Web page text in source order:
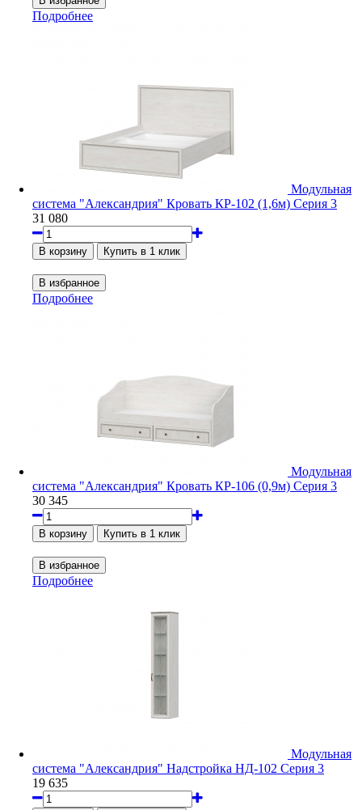
Подробнее
Модульная
система "Александрия" Кровать КР-102 (1,6м) Серия 3
31 080
Подробнее
Модульная
система "Александрия" Кровать КР-106 (0,9м) Серия 3
30 345
Подробнее
Модульная
система "Александрия" Надстройка НД-102 Серия 3
19 635